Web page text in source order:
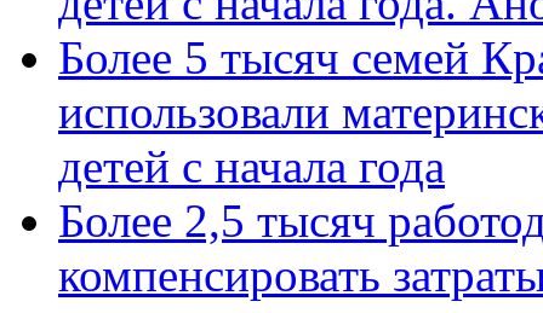
Более 5 тысяч семей
использовали
детей с начала года
Более 2,5 тысяч
компенсировать